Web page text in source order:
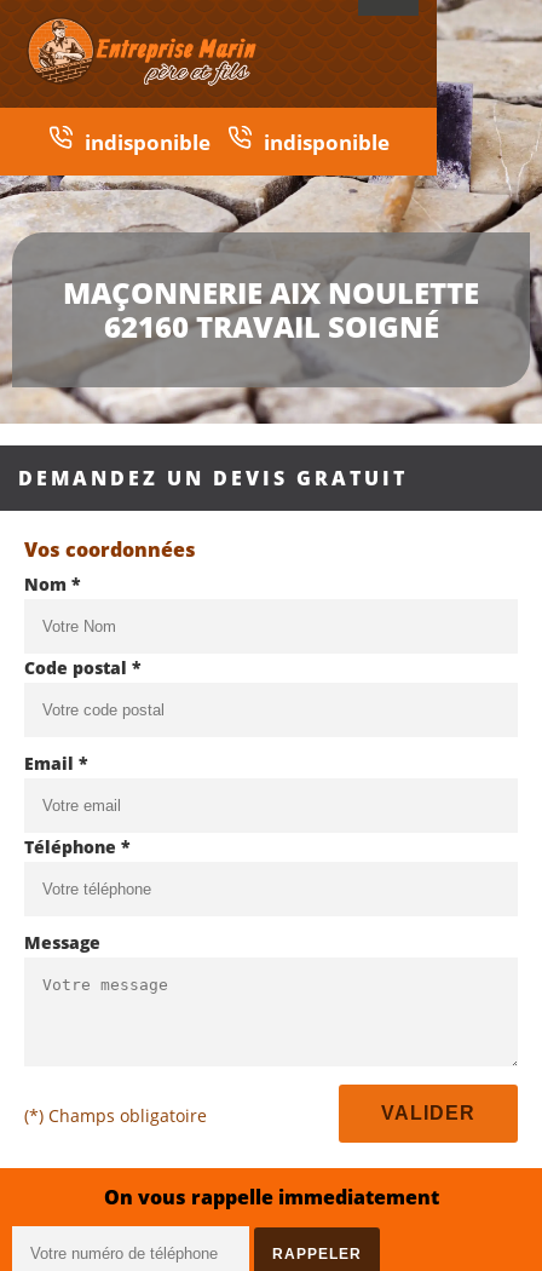
indisponible indisponible
MAÇONNERIE AIX NOULETTE
62160 TRAVAIL SOIGNÉ
DEMANDEZ UN DEVIS GRATUIT
Vos coordonnées
Nom *
Code postal *
Email *
Téléphone *
Message
(*) Champs obligatoire
On vous rappelle immediatement